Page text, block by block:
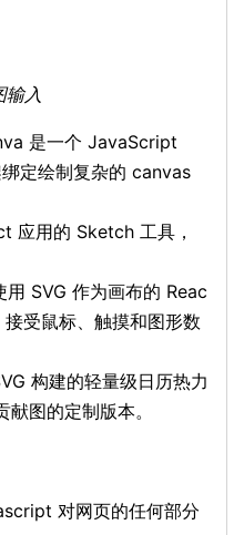
输入
是一个 JavaScript
定绘制复杂的 canvas
应用的 Sketch 工具，
用 SVG 作为画布的 Reac
受鼠标、触摸和图形数
构建的轻量级日历热力
图的定制版本。
对网页的任何部分